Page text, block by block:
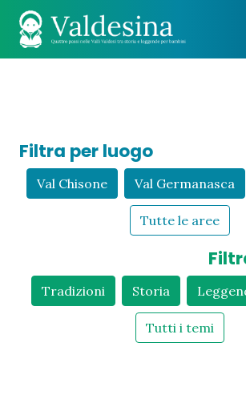
Filtra per luogo
Val Chisone Val Germanasca
Tutte le aree
Tradizioni Storia
Tutti i temi